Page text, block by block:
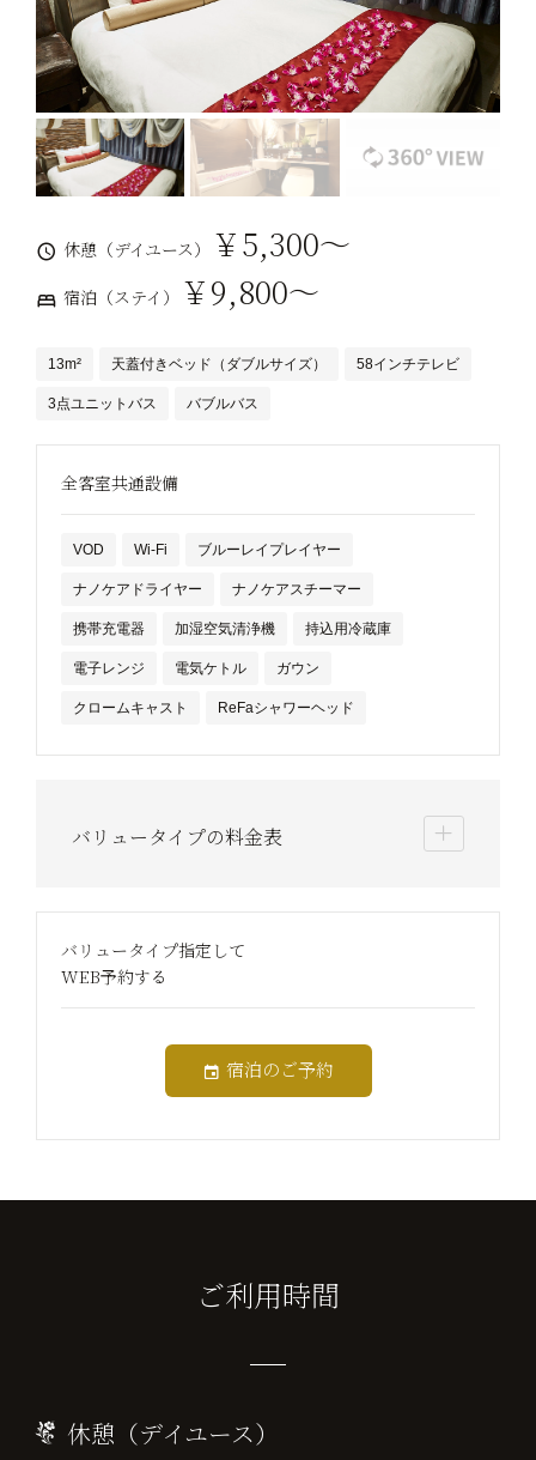
休憩（デイユース） ￥5,300～
宿泊（ステイ） ￥9,800～
13m² 天蓋付きベッド（ダブルサイズ） 58インチテレビ
3点ユニットバス バブルバス
全客室共通設備
VOD Wi-Fi ブルーレイプレイヤー
ナノケアドライヤー ナノケアスチーマー
携帯充電器 加湿空気清浄機 持込用冷蔵庫
電子レンジ 電気ケトル ガウン
クロームキャスト ReFaシャワーヘッド
バリュータイプの料金表
バリュータイプ指定して
WEB予約する
宿泊のご予約
ご利用時間
休憩（デイユース）